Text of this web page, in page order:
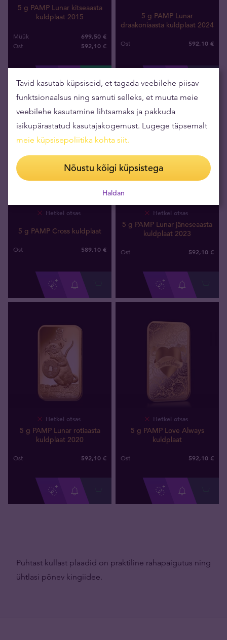
5 g PAMP Lunar kitseaasta
kuldplaat 2015
Müük 699,50 €
Ost 592,10 €
5 g PAMP Lunar
draakoniaasta kuldplaat 2024
Ost 592,10 €
Hetkel otsas
5 g PAMP Cross kuldplaat
Ost 589,10 €
Hetkel otsas
5 g PAMP Lunar jäneseaasta
kuldplaat 2023
Ost 592,10 €
Hetkel otsas
5 g PAMP Lunar rotiaasta
kuldplaat 2020
Ost 592,10 €
Hetkel otsas
5 g PAMP Love Always
kuldplaat
Ost 592,10 €
Puhtast kullast plaadid on praktiline rahapaigutus ning
ühtlasi põnev kingiidee.
Tavid kasutab küpsiseid, et tagada veebilehe piisav
funktsionaalsus ning samuti selleks, et muuta meie
veebilehe kasutamine lihtsamaks ja pakkuda
isikupärastatud kasutajakogemust. Lugege täpsemalt
meie küpsisepoliitika kohta siit.
Nõustu kõigi küpsistega
Haldan